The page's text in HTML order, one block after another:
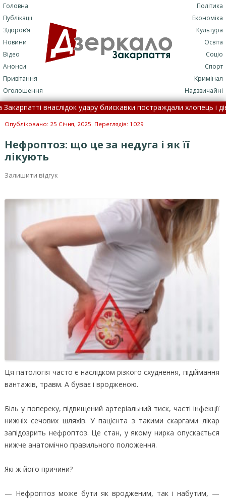
Головна
Публікації
Здоров’я
Новини
Відео
Анонси
Привітання
Оголошення
Політика
Економіка
Культура
Освіта
Соціо
Спорт
Кримінал
Надзвичайні
внаслідок удару блискавки постраждали хлопець і
цифри • Замість спеки йде стихія: що зміниться вже
Опубліковано: 25 Січня, 2025. Переглядів: 1029
Нефроптоз: що це за недуга і як її
лікують
Залишити відгук
Ця патологія часто є наслідком різкого схуднення, підіймання
вантажів, травм. А буває і вродженою.
Біль у попереку, підвищений артеріальний тиск, часті інфекції
нижніх сечових шляхів. У пацієнта з такими скаргами лікар
запідозрить нефроптоз. Це стан, у якому нирка опускається
нижче анатомічно правильного положення.
Які ж його причини?
— Нефроптоз може бути як вродженим, так і набутим, —